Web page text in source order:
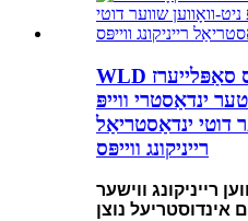
WLD מאַנופאַקטורערס סאַפּלייערז
ינדאַסטרי ווייפּ
דוטי ינדאַסטריאַל
רייניקונג ווייפּס
רייניקונג ווישער
אינדוסטריעל נוצן